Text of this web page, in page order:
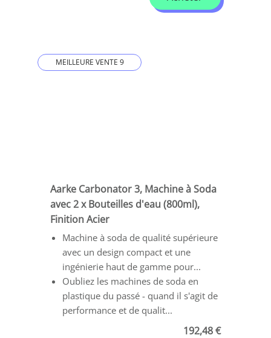
MEILLEURE VENTE 9
Aarke Carbonator 3, Machine à Soda
avec 2 x Bouteilles d'eau (800ml),
Finition Acier
Machine à soda de qualité supérieure
avec un design compact et une
ingénierie haut de gamme pour...
Oubliez les machines de soda en
plastique du passé - quand il s'agit de
performance et de qualit...
192,48 €